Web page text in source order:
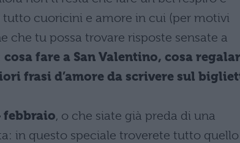
cuoricini e amore in cui (per motivi
che tu possa trovare risposte sensate a
cosa fare a San Valentino, cosa
frasi d’amore da scrivere sul
febbraio, o che siate già preda di una
in questo speciale troverete tutto